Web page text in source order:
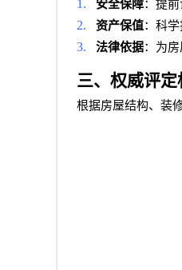
1. 安全保障：提
2. 资产保值：科
3. 法律依据：为
三、权威评
根据房屋结构、装